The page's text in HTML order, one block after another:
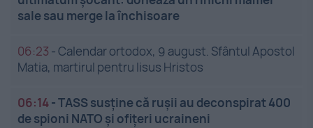
sale sau merge la închisoare
06:23 -Calendar ortodox, 9 august. Sfântul Apostol
Matia, martirul pentru Iisus Hristos
06:14-TASS susține că rușii au deconspirat 400
de spioni NATO și ofițeri ucraineni